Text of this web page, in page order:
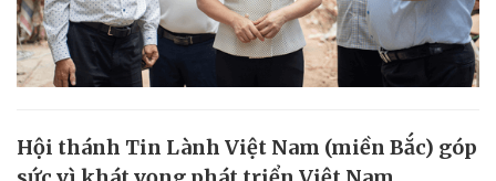
Hội thánh Tin Lành Việt Nam (miền Bắc) góp